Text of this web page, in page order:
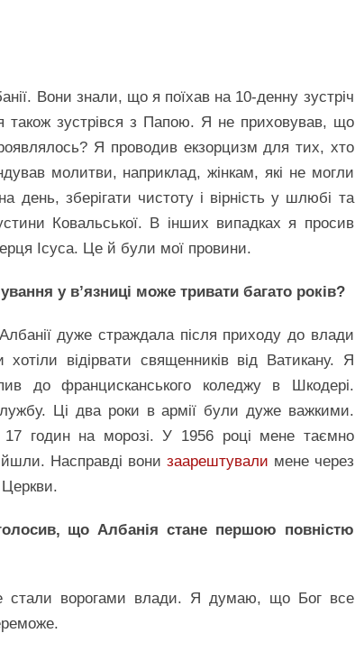
Вони знали, що я поїхав на 10-денну зустріч
також зустрівся з Папою. Я не приховував, що
Я проводив екзорцизм для тих, хто
молитви, наприклад, жінкам, які не могли
день, зберігати чистоту і вірність у шлюбі та
Ковальської. В інших випадках я просив
Ісуса. Це й були мої провини.
у в’язниці може тривати багато років?
дуже страждала після приходу до влади
відірвати священників від Ватикану. Я
до францисканського коледжу в Шкодері.
Ці два роки в армії були дуже важкими.
годин на морозі. У 1956 році мене таємно
Насправді вони заарештували мене через
що Албанія стане першою повністю
стали ворогами влади. Я думаю, що Бог все